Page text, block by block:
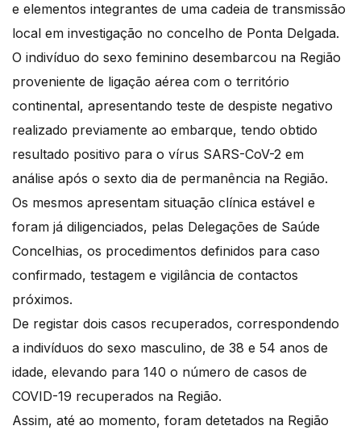
e elementos integrantes de uma cadeia de transmissão
local em investigação no concelho de Ponta Delgada.
O indivíduo do sexo feminino desembarcou na Região
proveniente de ligação aérea com o território
continental, apresentando teste de despiste negativo
realizado previamente ao embarque, tendo obtido
resultado positivo para o vírus SARS-CoV-2 em
análise após o sexto dia de permanência na Região.
Os mesmos apresentam situação clínica estável e
foram já diligenciados, pelas Delegações de Saúde
Concelhias, os procedimentos definidos para caso
confirmado, testagem e vigilância de contactos
próximos.
De registar dois casos recuperados, correspondendo
a indivíduos do sexo masculino, de 38 e 54 anos de
idade, elevando para 140 o número de casos de
COVID-19 recuperados na Região.
Assim, até ao momento, foram detetados na Região